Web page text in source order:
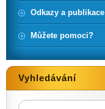
Odkazy a publikace
Můžete pomoci?
Vyhledávání